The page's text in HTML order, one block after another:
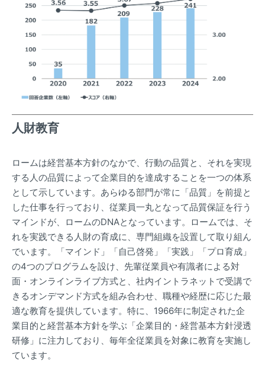
人財教育
ロームは経営基本方針のなかで、行動の品質と、それを実現
する人の品質によって企業目的を達成することを一つの体系
として示しています。あらゆる部門が常に「品質」を前提と
した仕事を行っており、従業員一丸となって品質保証を行う
マインドが、ロームのDNAとなっています。ロームでは、そ
れを実践できる人財の育成に、専門組織を設置して取り組ん
でいます。「マインド」「自己啓発」「実践」「プロ育成」
の4つのプログラムを設け、先輩従業員や有識者による対
面・オンラインライブ方式と、社内イントラネットで受講で
きるオンデマンド方式を組み合わせ、職種や経歴に応じた最
適な教育を提供しています。特に、1966年に制定された企
業目的と経営基本方針を学ぶ「企業目的・経営基本方針浸透
研修」に注力しており、毎年全従業員を対象に教育を実施し
ています。